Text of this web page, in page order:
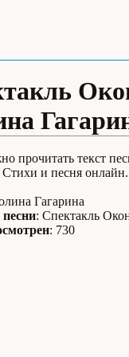
прочитать текст
Стихи и песня онлайн.
Гагарина
: Спектакль
: 730